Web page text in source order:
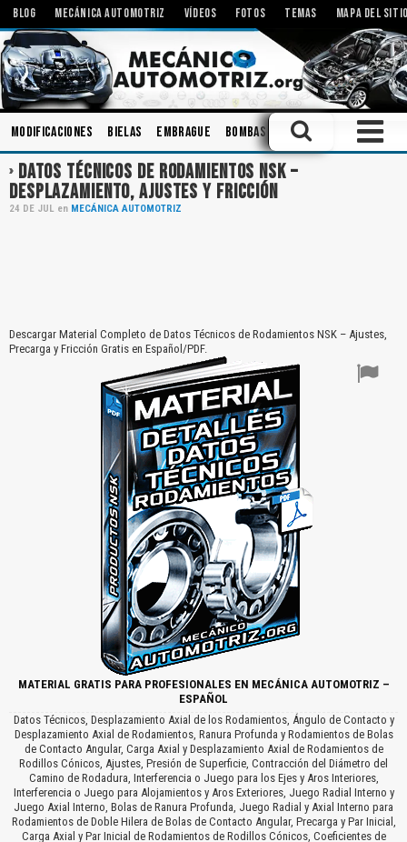
BLOG MECÁNICA AUTOMOTRIZ VÍDEOS FOTOS TEMAS MAPA DEL
Modificaciones Bielas Embrague Bombas Componentes
DATOS TÉCNICOS DE RODAMIENTOS NSK –
DESPLAZAMIENTO, AJUSTES Y FRICCIÓN
24 DE JUL en MECÁNICA AUTOMOTRIZ
Descargar Material Completo de Datos Técnicos de Rodamientos NSK – Ajustes,
Precarga y Fricción Gratis en Español/PDF.
MATERIAL GRATIS PARA PROFESIONALES EN MECÁNICA AUTOMOTRIZ –
ESPAÑOL
Datos Técnicos, Desplazamiento Axial de los Rodamientos, Ángulo de Contacto y
Desplazamiento Axial de Rodamientos, Ranura Profunda y Rodamientos de Bolas
de Contacto Angular, Carga Axial y Desplazamiento Axial de Rodamientos de
Rodillos Cónicos, Ajustes, Presión de Superficie, Contracción del Diámetro del
Camino de Rodadura, Interferencia o Juego para los Ejes y Aros Interiores,
Interferencia o Juego para Alojamientos y Aros Exteriores, Juego Radial Interno y
Juego Axial Interno, Bolas de Ranura Profunda, Juego Radial y Axial Interno para
Rodamientos de Doble Hilera de Bolas de Contacto Angular, Precarga y Par Inicial,
Carga Axial y Par Inicial de Rodamientos de Rodillos Cónicos, Coeficientes de